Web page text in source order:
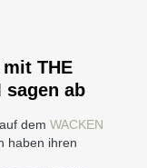
mit THE
sagen ab
dem WACKEN
haben ihren